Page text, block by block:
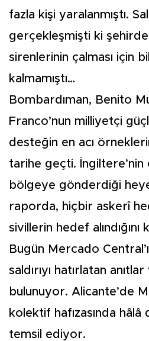
fazla kişi yaralanmıştı.
gerçekleşmişti ki şehirde
sirenlerinin çalması için
kalmamıştı…
Bombardıman, Benito
Franco’nun milliyetçi
desteğin en acı
tarihe geçti. İngiltere’nin
bölgeye gönderdiği
raporda, hiçbir askerî
sivillerin hedef
Bugün Mercado
saldırıyı hatırlatan
bulunuyor. Alicante’de
kolektif hafızasında hâlâ
temsil ediyor.